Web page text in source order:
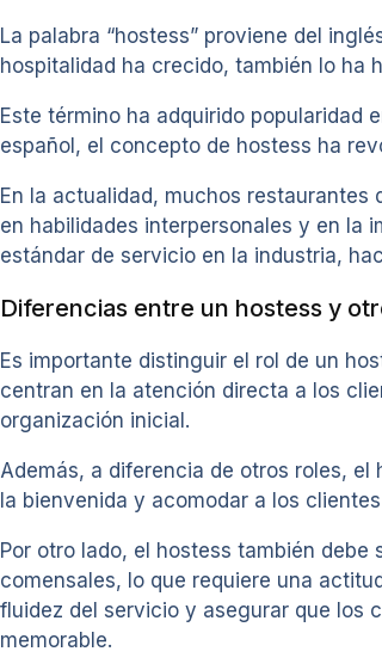
La palabra “hostess” proviene del
hospitalidad ha crecido, también lo ha
Este término ha adquirido popularidad
español, el concepto de hostess ha
En la actualidad, muchos
en habilidades interpersonales y en la
estándar de servicio en la industria,
Diferencias entre un hostess y
Es importante distinguir el rol de un
centran en la atención directa a los
organización inicial.
Además, a diferencia de otros roles,
la bienvenida y acomodar a los
Por otro lado, el hostess también
comensales, lo que requiere una
fluidez del servicio y asegurar que los
memorable.